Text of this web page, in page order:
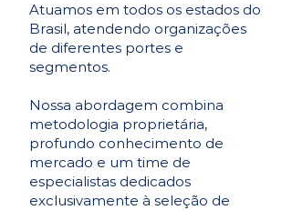
Atuamos em todos os estados do
Brasil, atendendo organizações
de diferentes portes e
segmentos.
Nossa abordagem combina
metodologia proprietária,
profundo conhecimento de
mercado e um time de
especialistas dedicados
exclusivamente à seleção de